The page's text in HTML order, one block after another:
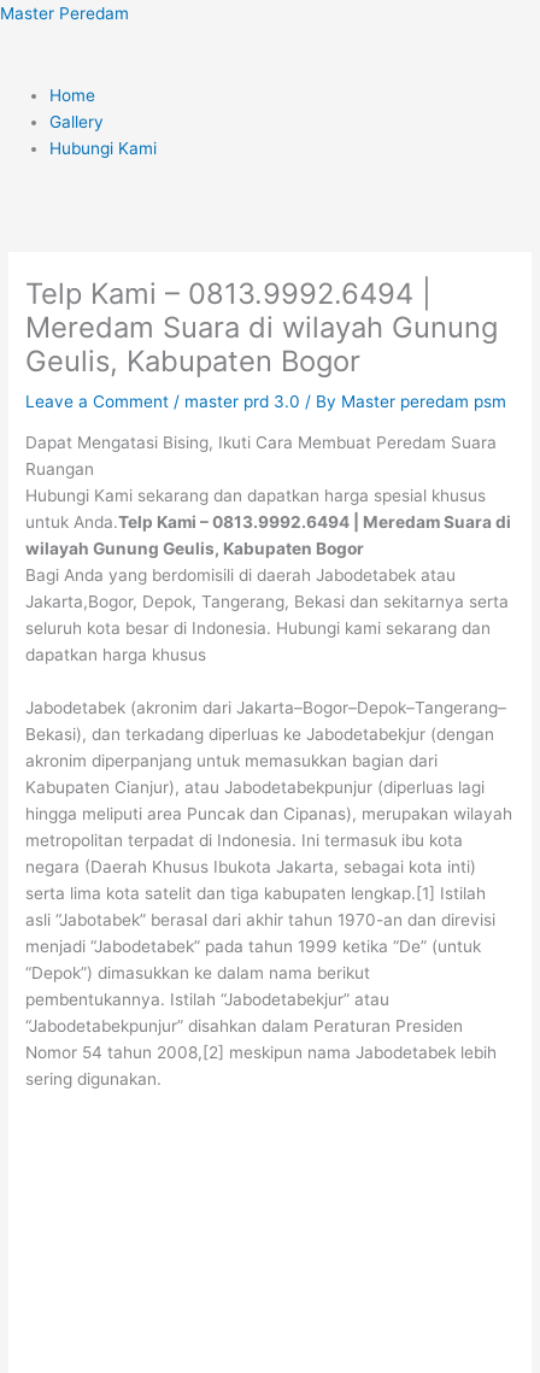
Skip
Master Peredam
Menu
Home
Gallery
Hubungi Kami
Telp Kami – 0813.9992.6494 |
Meredam Suara di wilayah Gunung
Geulis, Kabupaten Bogor
Leave a Comment / master prd 3.0 / By Master peredam psm
Dapat Mengatasi Bising, Ikuti Cara Membuat Peredam Suara
Ruangan
Hubungi Kami sekarang dan dapatkan harga spesial khusus
untuk Anda.Telp Kami – 0813.9992.6494 | Meredam Suara di
wilayah Gunung Geulis, Kabupaten Bogor
Bagi Anda yang berdomisili di daerah Jabodetabek atau
Jakarta,Bogor, Depok, Tangerang, Bekasi dan sekitarnya serta
seluruh kota besar di Indonesia. Hubungi kami sekarang dan
dapatkan harga khusus
Jabodetabek (akronim dari Jakarta–Bogor–Depok–Tangerang–
Bekasi), dan terkadang diperluas ke Jabodetabekjur (dengan
akronim diperpanjang untuk memasukkan bagian dari
Kabupaten Cianjur), atau Jabodetabekpunjur (diperluas lagi
hingga meliputi area Puncak dan Cipanas), merupakan wilayah
metropolitan terpadat di Indonesia. Ini termasuk ibu kota
negara (Daerah Khusus Ibukota Jakarta, sebagai kota inti)
serta lima kota satelit dan tiga kabupaten lengkap.[1] Istilah
asli “Jabotabek” berasal dari akhir tahun 1970-an dan direvisi
menjadi “Jabodetabek” pada tahun 1999 ketika “De” (untuk
“Depok”) dimasukkan ke dalam nama berikut
pembentukannya. Istilah “Jabodetabekjur” atau
“Jabodetabekpunjur” disahkan dalam Peraturan Presiden
Nomor 54 tahun 2008,[2] meskipun nama Jabodetabek lebih
sering digunakan.